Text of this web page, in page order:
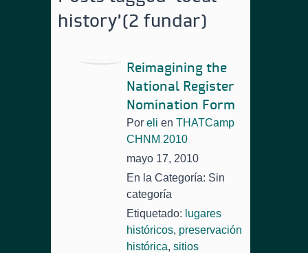
history'(2 fundar)
Reimagining the
National Register
Nomination Form
Por eli en THATCamp
CHNM 2010
mayo 17, 2010
En la Categoría: Sin
categoría
Etiquetado: lugares
históricos, preservación
histórica, sitios